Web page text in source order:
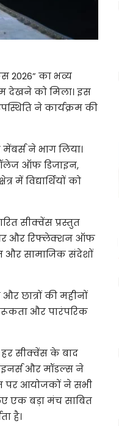
2026” का भव्य
देखने को मिला। इस
ने कार्यक्रम की
ने भाग लिया।
ऑफ डिजाइन,
में विद्यार्थियों को
सीक्वेंस प्रस्तुत
और रिफ्लेक्शन ऑफ
और सामाजिक संदेशों
छात्रों की महीनों
और पारंपरिक
हर सीक्वेंस के बाद
और मॉडल्स ने
पर आयोजकों ने सभी
एक बड़ा मंच साबित
है।